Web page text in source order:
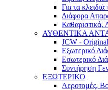
Για τα
Διάφορα
Καθαριστικά,
ΑΥΘΕΝΤΙΚΑ
JCW -
Εξωτερικό
Εσωτερικό
Συντήρηση
ΕΞΩΤΕΡΙΚΟ
Αεροτομές,